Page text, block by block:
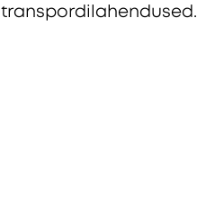
transpordilahendused.